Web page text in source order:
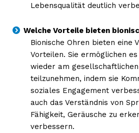
Lebensqualität deutlich
Welche Vorteile bieten
Bionische Ohren bieten eine
Vorteilen. Sie ermöglichen
wieder am
teilzunehmen, indem sie
soziales Engagement
auch das Verständnis von
Fähigkeit, Geräusche zu
verbessern.